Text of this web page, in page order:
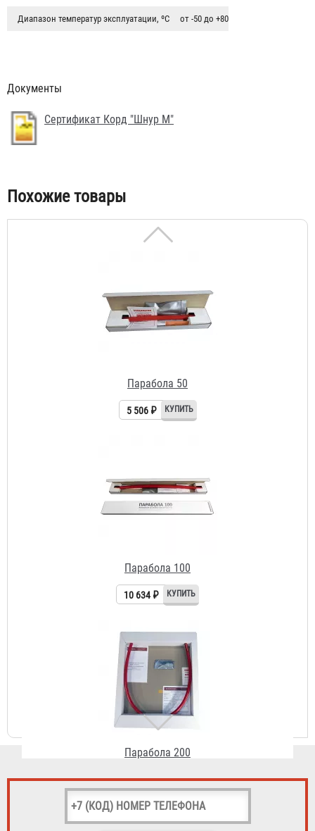
Диапазон температур эксплуатации, ºС от -50 до +80
Документы
Сертификат Корд "Шнур М"
Похожие товары
3 003 ₽
5 506 ₽
10 634 ₽
Парабола 200
18 265 ₽